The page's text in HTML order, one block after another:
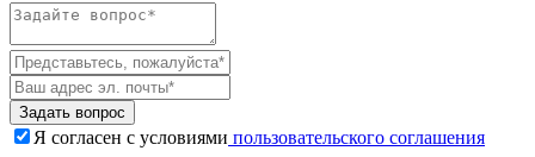
Задать вопрос
Я согласен с условиями пользовательского соглашения